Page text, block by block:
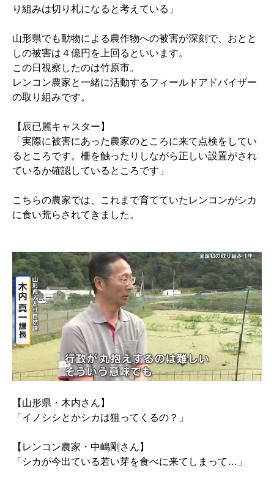
り組みは切り札になると考えている」
山形県でも動物による農作物への被害が深刻で、おとと
しの被害は４億円を上回るといいます。
この日視察したのは竹原市。
レンコン農家と一緒に活動するフィールドアドバイザー
の取り組みです。
【辰已麗キャスター】
「実際に被害にあった農家のところに来て点検をしてい
るところです。柵を触ったりしながら正しい設置がされ
ているか確認しているところです」
こちらの農家では、これまで育てていたレンコンがシカ
に食い荒らされてきました。
【山形県・木内さん】
「イノシシとかシカは狙ってくるの？」
【レンコン農家・中嶋剛さん】
「シカが今出ている若い芽を食べに来てしまって…」